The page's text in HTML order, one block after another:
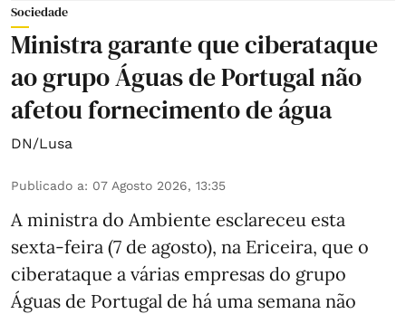
Sociedade
Ministra garante que ciberataque
ao grupo Águas de Portugal não
afetou fornecimento de água
DN/Lusa
Publicado a: 07 Agosto 2026, 13:35
A ministra do Ambiente esclareceu esta
sexta-feira (7 de agosto), na Ericeira, que o
ciberataque a várias empresas do grupo
Águas de Portugal de há uma semana não